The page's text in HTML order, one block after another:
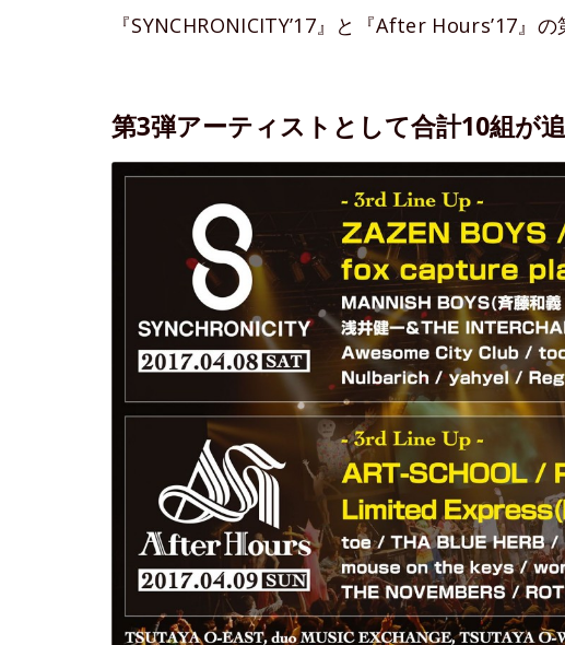
『SYNCHRONICITY’17』と『After Hours’17』
第3弾アーティストとして合計10組が